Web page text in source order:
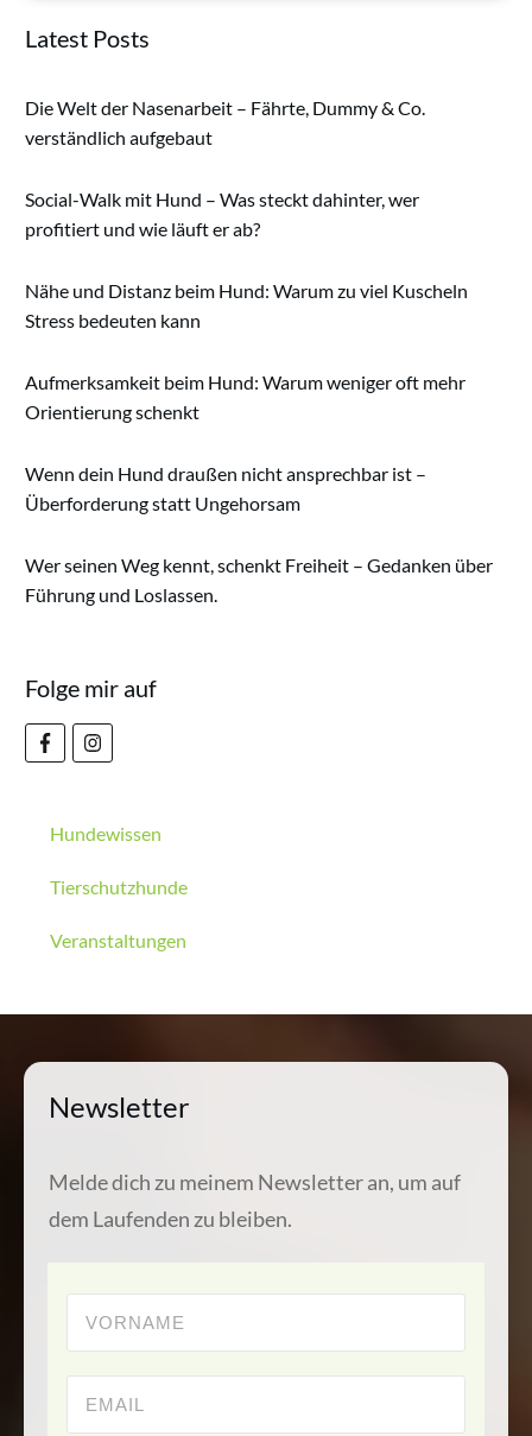
Latest Posts
Die Welt der Nasenarbeit – Fährte, Dummy & Co.
verständlich aufgebaut
Social-Walk mit Hund – Was steckt dahinter, wer
profitiert und wie läuft er ab?
Nähe und Distanz beim Hund: Warum zu viel Kuscheln
Stress bedeuten kann
Aufmerksamkeit beim Hund: Warum weniger oft mehr
Orientierung schenkt
Wenn dein Hund draußen nicht ansprechbar ist –
Überforderung statt Ungehorsam
Wer seinen Weg kennt, schenkt Freiheit – Gedanken über
Führung und Loslassen.
Folge mir auf
Hundewissen
Tierschutzhunde
Veranstaltungen
Newsletter
Melde dich zu meinem Newsletter an, um auf
dem Laufenden zu bleiben.